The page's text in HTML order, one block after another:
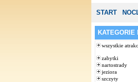
START
KATEGORIE
wszystkie
zabytki
nartostrady
jeziora
szczyty